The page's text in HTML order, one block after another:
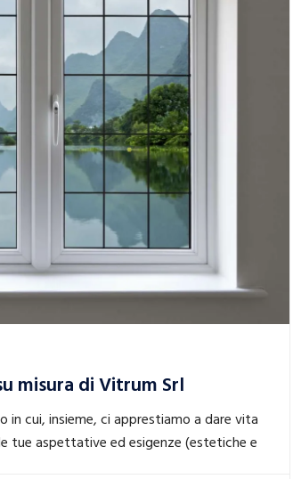
misura di Vitrum Srl
in cui, insieme, ci apprestiamo a dare vita
tue aspettative ed esigenze (estetiche e